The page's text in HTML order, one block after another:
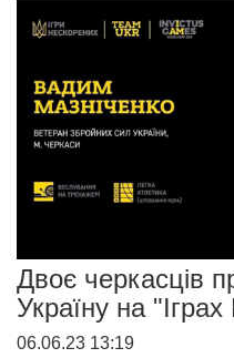
Двоє черкасців
Україну на
06.06.23 13:19